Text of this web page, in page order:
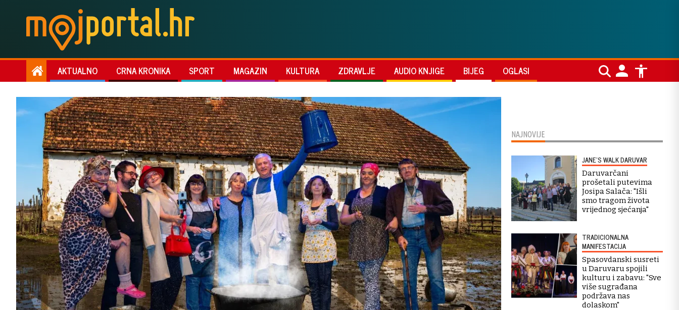
AKTUALNO CRNA KRONIKA SPORT MAGAZIN KULTURA ZDRAVLJE AUDIO KNJIGE BIJEG OGLASI
NAJNOVIJE
JANE'S WALK DARUVAR
Daruvarčani
prošetali putevima
Josipa Salača: "Išli
smo tragom života
vrijednog sjećanja"
TRADICIONALNA
MANIFESTACIJA
Spasovdanski susreti
u Daruvaru spojili
kulturu i zabavu: "Sve
više sugrađana
podržava nas
dolaskom"